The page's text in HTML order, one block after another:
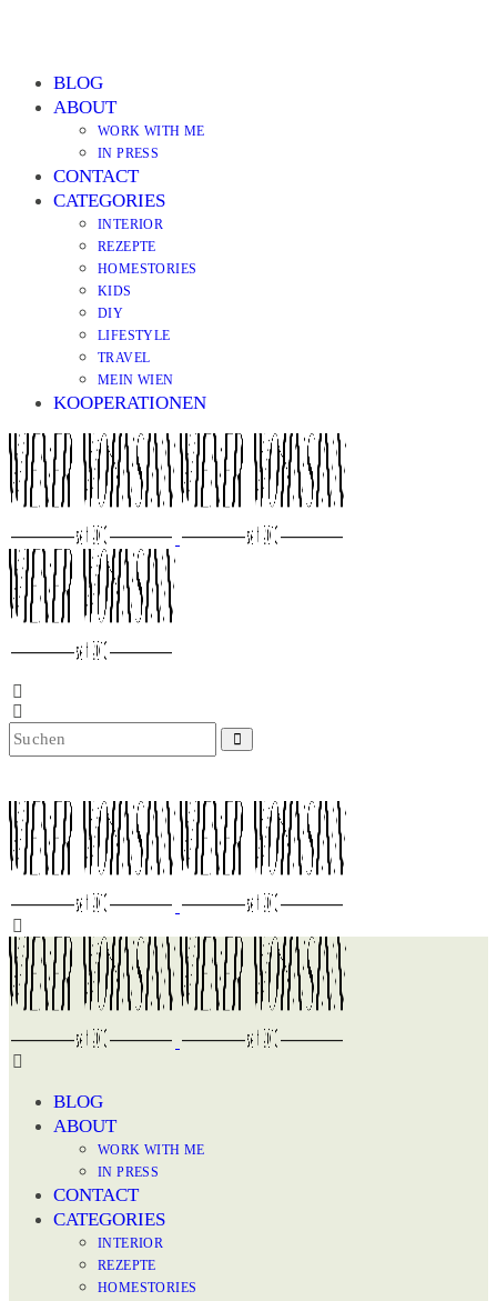
BLOG
ABOUT
WORK WITH ME
IN PRESS
CONTACT
CATEGORIES
INTERIOR
REZEPTE
HOMESTORIES
KIDS
DIY
LIFESTYLE
TRAVEL
MEIN WIEN
KOOPERATIONEN
BLOG
ABOUT
WORK WITH ME
IN PRESS
CONTACT
CATEGORIES
INTERIOR
REZEPTE
HOMESTORIES